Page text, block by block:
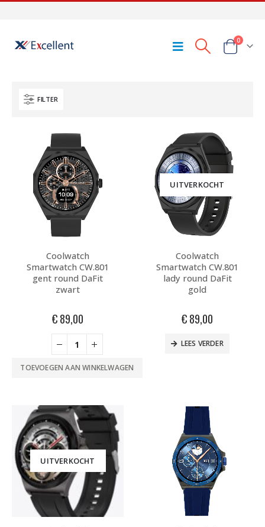
0
FILTER
Coolwatch
Smartwatch CW.801
gent round DaFit
zwart
€89,00
TOEVOEGEN AAN WINKELWAGEN
UITVERKOCHT
Coolwatch
Smartwatch CW.801
lady round DaFit
gold
€89,00
LEES VERDER
UITVERKOCHT